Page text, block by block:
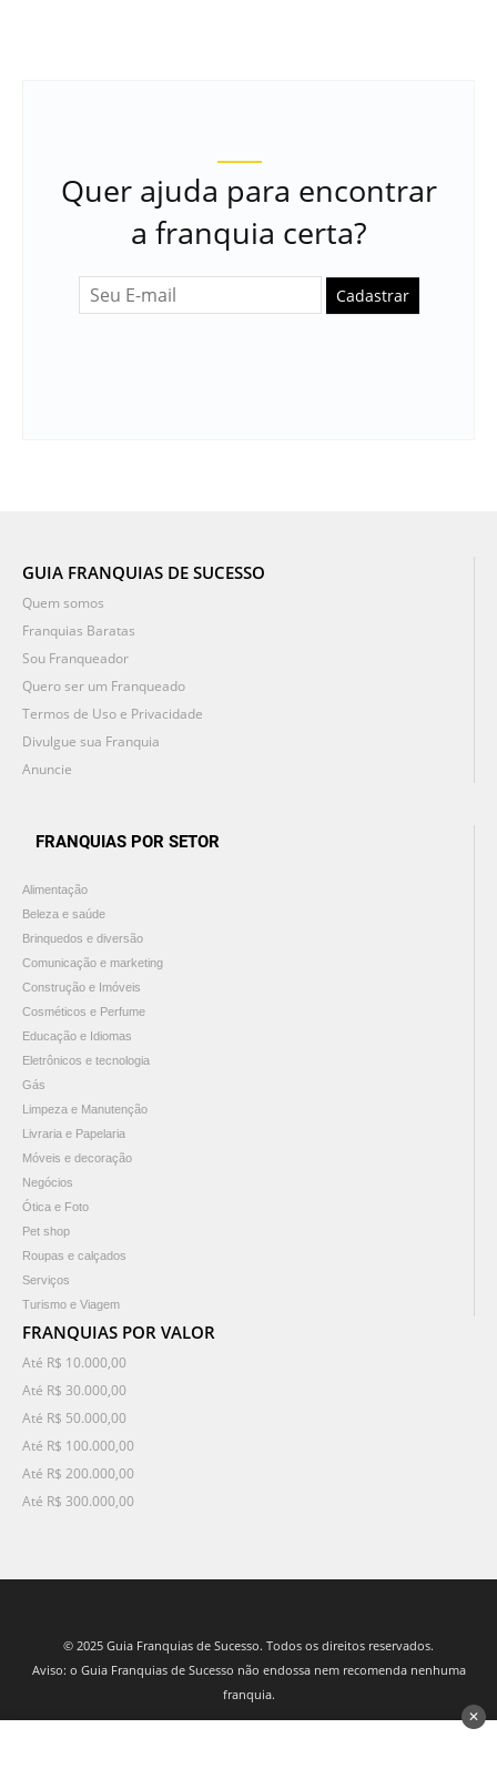
Quer ajuda para encontrar
a franquia certa?
Cadastrar
GUIA FRANQUIAS DE SUCESSO
Quem somos
Franquias Baratas
Sou Franqueador
Quero ser um Franqueado
Termos de Uso e Privacidade
Divulgue sua Franquia
Anuncie
FRANQUIAS POR SETOR
Alimentação
Beleza e saúde
Brinquedos e diversão
Comunicação e marketing
Construção e Imóveis
Cosméticos e Perfume
Educação e Idiomas
Eletrônicos e tecnologia
Gás
Limpeza e Manutenção
Livraria e Papelaria
Móveis e decoração
Negócios
Ótica e Foto
Pet shop
Roupas e calçados
Serviços
Turismo e Viagem
FRANQUIAS POR VALOR
Até R$ 10.000,00
Até R$ 30.000,00
Até R$ 50.000,00
Até R$ 100.000,00
Até R$ 200.000,00
Até R$ 300.000,00
© 2025 Guia Franquias de Sucesso. Todos os direitos reservados.
Aviso: o Guia Franquias de Sucesso não endossa nem recomenda nenhuma
franquia.
✕